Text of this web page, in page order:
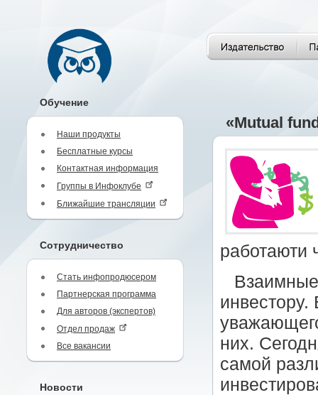
Обучение
Наши продукты
Бесплатные курсы
Контактная информация
Группы в Инфоклубе
Ближайшие трансляции
Сотрудничество
Стать инфопродюсером
Партнерская программа
Для авторов (экспертов)
Отдел продаж
Все вакансии
Новости
«Mutual
работаюти
них.
самой